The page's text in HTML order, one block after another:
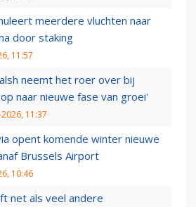
meerdere vluchten naar
door staking
11:57
neemt het roer over bij
naar nieuwe fase van groei'
11:37
opent komende winter nieuwe
Brussels Airport
10:46
net als veel andere